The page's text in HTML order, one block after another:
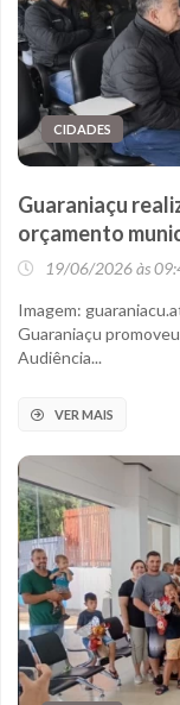
CIDADES
Guaraniaçu
orçamento
19/06/2026 às
Imagem:
Guaraniaçu
Audiência...
VER MAIS